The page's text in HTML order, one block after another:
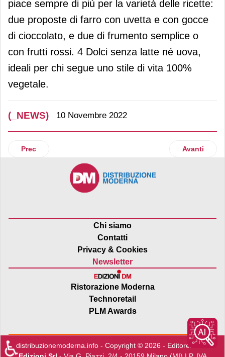
piace sempre di più per la varietà delle ricette:
due proposte di farro con uvetta e con gocce
di cioccolato, e due di frumento semplice o
con frutti rossi. 4 Dolci senza latte né uova,
ideali per chi segue uno stile di vita 100%
vegetale.
(_NEWS) 10 Novembre 2022
Articolo precedente: Ricola allo Swiss Winter Village di
Prec Articolo
Avanti
Chi siamo
Contatti
Privacy & Cookies
Newsletter
Ristorazione Moderna
Technoretail
PLM Awards
distribuzionemoderna.info - Copyright © 2026 - Editore:Edra